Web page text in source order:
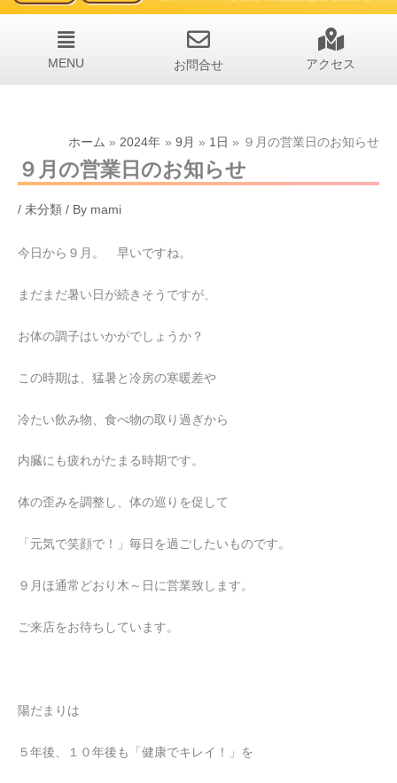
MENU お問合せ アクセス
ホーム 2024年 9月 1日 ９月の営業日のお知らせ
９月の営業日のお知らせ
/ 未分類 / By mami
今日から９月。 早いですね。
まだまだ暑い日が続きそうですが、
お体の調子はいかがでしょうか？
この時期は、猛暑と冷房の寒暖差や
冷たい飲み物、食べ物の取り過ぎから
内臓にも疲れがたまる時期です。
体の歪みを調整し、体の巡りを促して
「元気で笑顔で！」毎日を過ごしたいものです。
９月ほ通常どおり木～日に営業致します。
ご来店をお待ちしています。
陽だまりは
５年後、１０年後も「健康でキレイ！」を